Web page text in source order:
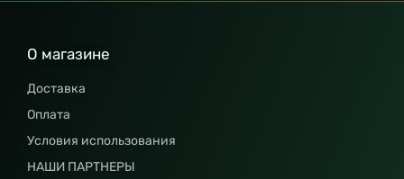
О магазине
Доставка
Оплата
Условия использования
НАШИ ПАРТНЕРЫ